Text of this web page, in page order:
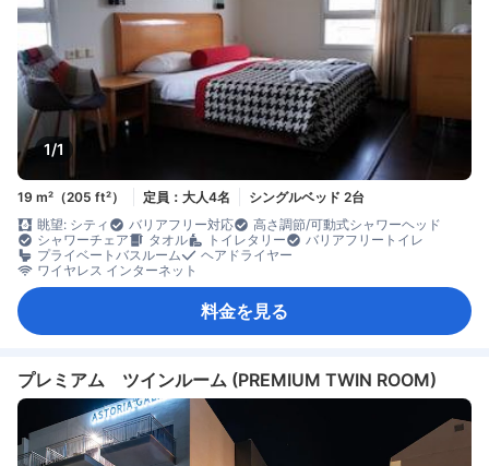
1/1
19 m²（205 ft²） 定員：大人4名
シングルベッド 2台
眺望: シティ
バリアフリー対応
高さ調節/可動式シャワーヘッド
シャワーチェア
タオル トイレタリー
バリアフリートイレ
プライベートバスルーム
ヘアドライヤー
ワイヤレス インターネット
料金を見る
プレミアム ツインルーム (PREMIUM TWIN ROOM)